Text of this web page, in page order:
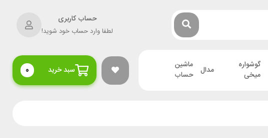
حساب کاربری
لطفا وارد حساب خود شوید!
گوشواره
میخی
مدال
ماشین
حساب
سبد خرید 0